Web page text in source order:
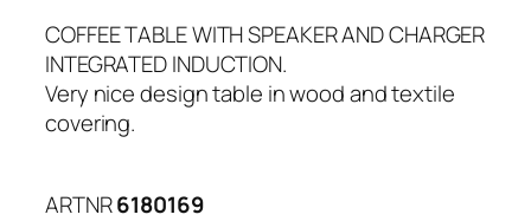
COFFEE TABLE WITH SPEAKER AND CHARGER
INTEGRATED INDUCTION.
Very nice design table in wood and textile
covering.
ARTNR6180169